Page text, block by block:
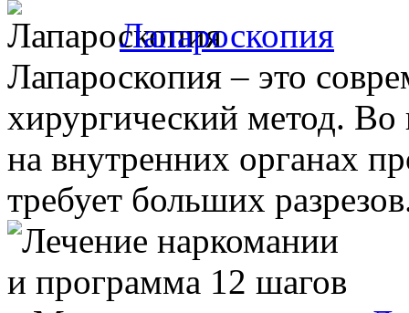
Лапароскопия
Лапароскопия – это
хирургический метод. Во
на внутренних органах
требует больших